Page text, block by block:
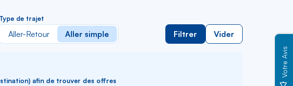
Type de trajet
Aller-Retour Aller simple Filtrer Vider
afin de trouver des offres
Votre Avis